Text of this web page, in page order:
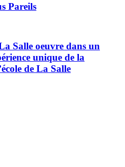
Pareils
Salle oeuvre dans un
unique de la
de La Salle